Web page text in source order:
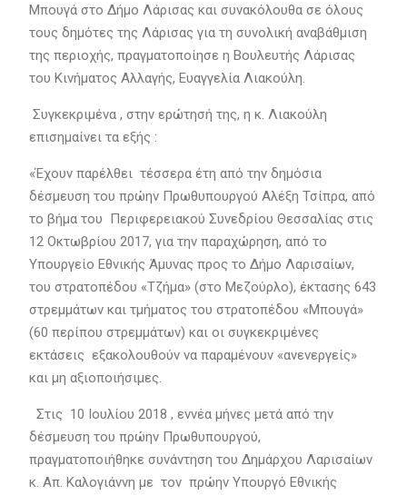
Μπουγά στο Δήμο Λάρισας και συνακόλουθα σε όλους
τους δημότες της Λάρισας για τη συνολική αναβάθμιση
της περιοχής, πραγματοποίησε η Βουλευτής Λάρισας
του Κινήματος Αλλαγής, Ευαγγελία Λιακούλη.
Συγκεκριμένα , στην ερώτησή της, η κ. Λιακούλη
επισημαίνει τα εξής :
«Έχουν παρέλθει τέσσερα έτη από την δημόσια
δέσμευση του πρώην Πρωθυπουργού Αλέξη Τσίπρα, από
το βήμα του Περιφερειακού Συνεδρίου Θεσσαλίας στις
12 Οκτωβρίου 2017, για την παραχώρηση, από το
Υπουργείο Εθνικής Άμυνας προς το Δήμο Λαρισαίων,
του στρατοπέδου «Τζήμα» (στο Μεζούρλο), έκτασης 643
στρεμμάτων και τμήματος του στρατοπέδου «Μπουγά»
(60 περίπου στρεμμάτων) και οι συγκεκριμένες
εκτάσεις εξακολουθούν να παραμένουν «ανενεργείς»
και μη αξιοποιήσιμες.
Στις 10 Ιουλίου 2018 , εννέα μήνες μετά από την
δέσμευση του πρώην Πρωθυπουργού,
πραγματοποιήθηκε συνάντηση του Δημάρχου Λαρισαίων
κ. Απ. Καλογιάννη με τον πρώην Υπουργό Εθνικής